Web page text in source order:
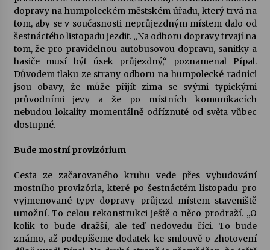
30. 6. 2026
dopravy na humpoleckém městském úřadu, který trvá na
tom, aby se v současnosti neprůjezdným místem dalo od
šestnáctého listopadu jezdit. „Na odboru dopravy trvají na
tom, že pro pravidelnou autobusovou dopravu, sanitky a
hasiče musí být úsek průjezdný,“ poznamenal Pípal.
Důvodem tlaku ze strany odboru na humpolecké radnici
jsou obavy, že může přijít zima se svými typickými
průvodními jevy a že po místních komunikacích
nebudou lokality momentálně odříznuté od světa vůbec
dostupné.
Bude mostní provizórium
Cesta ze začarovaného kruhu vede přes vybudování
mostního provizória, které po šestnáctém listopadu pro
vyjmenované typy dopravy průjezd místem staveniště
umožní. To celou rekonstrukci ještě o něco prodraží. „O
kolik to bude dražší, ale teď nedovedu říci. To bude
známo, až podepíšeme dodatek ke smlouvě o zhotovení